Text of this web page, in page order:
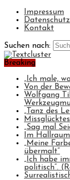
Impressum
Datenschutz
Kontakt
Suchen nach:
Breaking
„Ich male,
Von der
Wolfgang
„Tanz des
„Sag mal
Im
„Meine
übermalt“
„Ich habe
politisch“.